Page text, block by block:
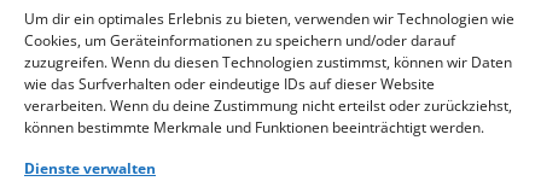
Um dir ein optimales Erlebnis zu bieten, verwenden wir Technologien wie
Cookies, um Geräteinformationen zu speichern und/oder darauf
zuzugreifen. Wenn du diesen Technologien zustimmst, können wir Daten
wie das Surfverhalten oder eindeutige IDs auf dieser Website
verarbeiten. Wenn du deine Zustimmung nicht erteilst oder zurückziehst,
können bestimmte Merkmale und Funktionen beeinträchtigt werden.
Dienste verwalten
Willkommen im Netzwerk
26.11.2025
GWP freut sich über Neuzuwachs: Die SKion Water GmbH
bereichert das Netzwerk als Technologie- und
Lösungsanbieter sowie Anlagenbauer im Bereich
› Weiterlesen